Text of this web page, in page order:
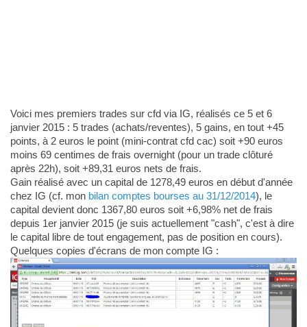
Voici mes premiers trades sur cfd via IG, réalisés ce 5 et 6
janvier 2015 : 5 trades (achats/reventes), 5 gains, en tout +45
points, à 2 euros le point (mini-contrat cfd cac) soit +90 euros
moins 69 centimes de frais overnight (pour un trade clôturé
après 22h), soit +89,31 euros nets de frais.
Gain réalisé avec un capital de 1278,49 euros en début d'année
chez IG (cf. mon bilan comptes bourses au 31/12/2014), le
capital devient donc 1367,80 euros soit +6,98% net de frais
depuis 1er janvier 2015 (je suis actuellement "cash", c'est à dire
le capital libre de tout engagement, pas de position en cours).
Quelques copies d'écrans de mon compte IG :